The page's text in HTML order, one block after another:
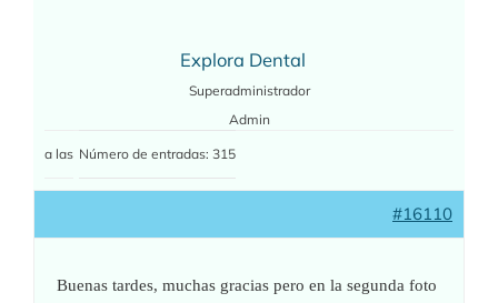
Explora Dental
Superadministrador
Admin
a las Número de entradas: 315
#16110
Buenas tardes, muchas gracias pero en la segunda foto